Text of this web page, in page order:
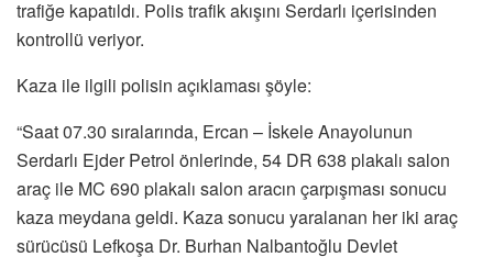
trafiğe kapatıldı. Polis trafik akışını Serdarlı içerisinden
kontrollü veriyor.
Kaza ile ilgili polisin açıklaması şöyle:
“Saat 07.30 sıralarında, Ercan – İskele Anayolunun
Serdarlı Ejder Petrol önlerinde, 54 DR 638 plakalı salon
araç ile MC 690 plakalı salon aracın çarpışması sonucu
kaza meydana geldi. Kaza sonucu yaralanan her iki araç
sürücüsü Lefkoşa Dr. Burhan Nalbantoğlu Devlet